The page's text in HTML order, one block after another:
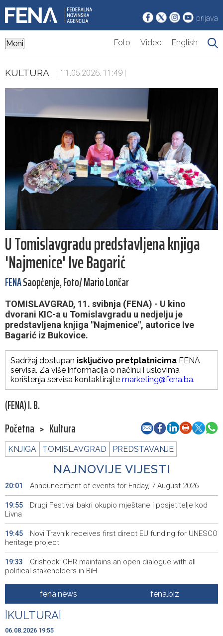
prijava
Meni Foto Video English
KULTURA | 11.05.2026. 11:49 |
U Tomislavgradu predstavljena knjiga
'Najmenice' Ive Bagarić
FENASaopćenje, Foto/ Mario Lončar
TOMISLAVGRAD, 11. svibnja (FENA) - U kino
dvorani KIC-a u Tomislavgradu u nedjelju je
predstavljena knjiga "Najmenice", autorice Ive
Bagarić iz Bukovice.
Sadržaj dostupan isključivo pretplatnicima FENA
servisa. Za više informacija o načinu i uslovima
korištenja servisa kontaktirajte marketing@fena.ba.
(FENA) I. B.
Početna > Kultura
KNJIGA TOMISLAVGRAD PREDSTAVANJE
NAJNOVIJE VIJESTI
20:01 Announcement of events for Friday, 7 August 2026
19:55
Drugi Festival bakri okupio mještane i posjetitelje kod
Livna
19:45
Novi Travnik receives first direct EU funding for UNESCO
heritage project
19:33
Crishock: OHR maintains an open dialogue with all
political stakeholders in BiH
Velika nagrada Britanije ostaje u MotoGP kalendaru do
2028. godine
19:29
Španska krajnja ljevica i desnica ujedinjene protiv
Maroka kao suorganizatora SP 2030.
fena.news fena.biz
KULTURA
06.08.2026 19:55